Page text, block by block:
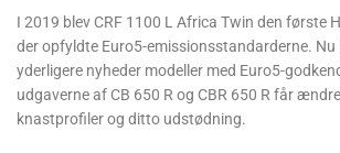
I 2019 blev CRF 1100 L Africa Twin den første
der opfyldte Euro5-emissionsstandarderne. Nu
yderligere nyheder modeller med Euro5-
udgaverne af CB 650 R og CBR 650 R får
knastprofiler og ditto udstødning.